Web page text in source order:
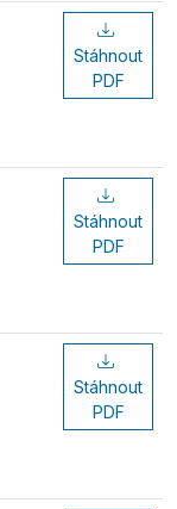
Stáhnout
PDF
Stáhnout
PDF
Stáhnout
PDF